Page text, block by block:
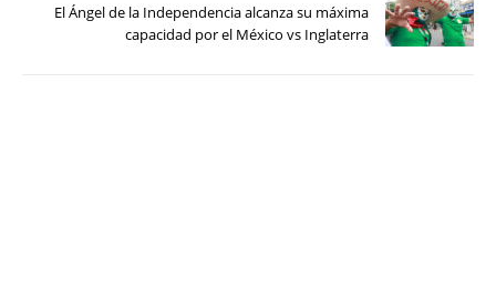
El Ángel de la Independencia alcanza su máxima
capacidad por el México vs Inglaterra